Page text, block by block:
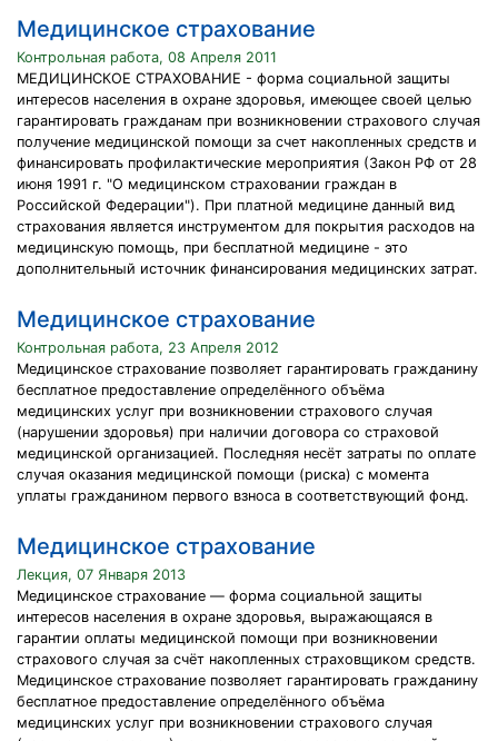
Медицинское страхование
Контрольная работа, 08 Апреля 2011
МЕДИЦИНСКОЕ СТРАХОВАНИЕ - форма социальной защиты
интересов населения в охране здоровья, имеющее своей целью
гарантировать гражданам при возникновении страхового случая
получение медицинской помощи за счет накопленных средств и
финансировать профилактические мероприятия (Закон РФ от 28
июня 1991 г. "О медицинском страховании граждан в
Российской Федерации"). При платной медицине данный вид
страхования является инструментом для покрытия расходов на
медицинскую помощь, при бесплатной медицине - это
дополнительный источник финансирования медицинских затрат.
Медицинское страхование
Контрольная работа, 23 Апреля 2012
Медицинское страхование позволяет гарантировать гражданину
бесплатное предоставление определённого объёма
медицинских услуг при возникновении страхового случая
(нарушении здоровья) при наличии договора со страховой
медицинской организацией. Последняя несёт затраты по оплате
случая оказания медицинской помощи (риска) с момента
уплаты гражданином первого взноса в соответствующий фонд.
Медицинское страхование
Лекция, 07 Января 2013
Медицинское страхование — форма социальной защиты
интересов населения в охране здоровья, выражающаяся в
гарантии оплаты медицинской помощи при возникновении
страхового случая за счёт накопленных страховщиком средств.
Медицинское страхование позволяет гарантировать гражданину
бесплатное предоставление определённого объёма
медицинских услуг при возникновении страхового случая